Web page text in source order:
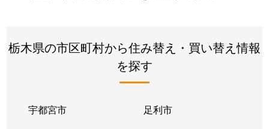
栃木県の市区町村から住み替え・買い替え情報
を探す
宇都宮市 足利市